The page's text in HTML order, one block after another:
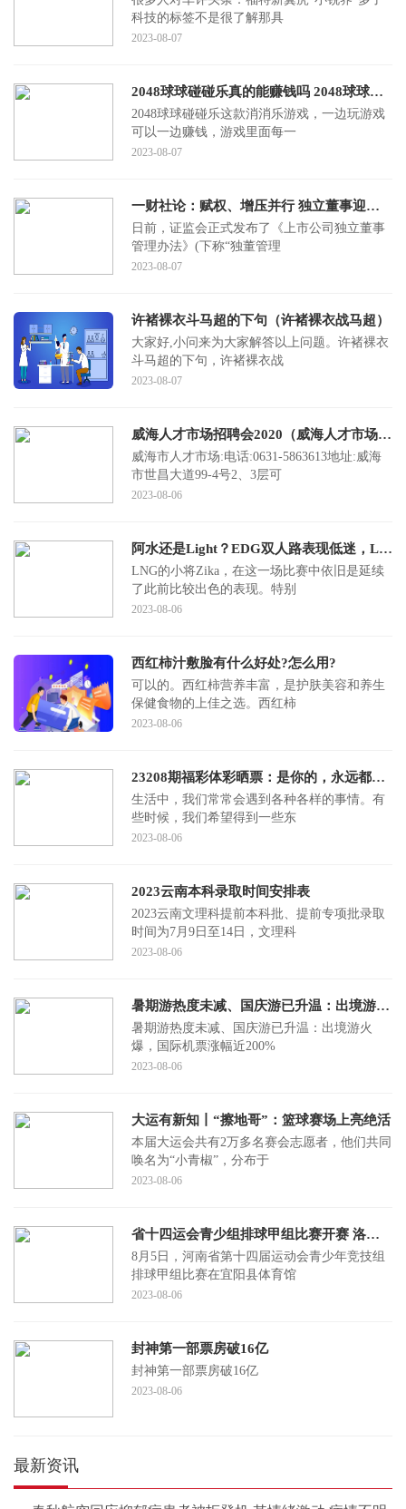
科技的标签不是很了解那具
2023-08-07
2048球球碰碰乐真的能赚钱吗 2048球球碰碰乐安全吗
2048球球碰碰乐这款消消乐游戏，一边玩游戏
可以一边赚钱，游戏里面每一
2023-08-07
一财社论：赋权、增压并行 独立董事迎来新考验
日前，证监会正式发布了《上市公司独立董事
管理办法》(下称“独董管理
2023-08-07
许褚裸衣斗马超的下句（许褚裸衣战马超）
大家好,小问来为大家解答以上问题。许褚裸衣
斗马超的下句，许褚裸衣战
2023-08-07
威海人才市场招聘会2020（威海人才市场的地址）
威海市人才市场:电话:0631-5863613地址:威海
市世昌大道99-4号2、3层可
2023-08-06
阿水还是Light？EDG双人路表现低迷，LNG晋级世界赛
LNG的小将Zika，在这一场比赛中依旧是延续
了此前比较出色的表现。特别
2023-08-06
西红柿汁敷脸有什么好处?怎么用?
可以的。西红柿营养丰富，是护肤美容和养生
保健食物的上佳之选。西红柿
2023-08-06
23208期福彩体彩晒票：是你的，永远都在；不是你的，强求不来
生活中，我们常常会遇到各种各样的事情。有
些时候，我们希望得到一些东
2023-08-06
2023云南本科录取时间安排表
2023云南文理科提前本科批、提前专项批录取
时间为7月9日至14日，文理科
2023-08-06
暑期游热度未减、国庆游已升温：出境游火爆，国际机票涨幅近200%
暑期游热度未减、国庆游已升温：出境游火
爆，国际机票涨幅近200%
2023-08-06
大运有新知丨“擦地哥”：篮球赛场上亮绝活
本届大运会共有2万多名赛会志愿者，他们共同
唤名为“小青椒”，分布于
2023-08-06
省十四运会青少组排球甲组比赛开赛 洛阳男女排首日取得“开门红”
8月5日，河南省第十四届运动会青少年竞技组
排球甲组比赛在宜阳县体育馆
2023-08-06
封神第一部票房破16亿
封神第一部票房破16亿
2023-08-06
最新资讯